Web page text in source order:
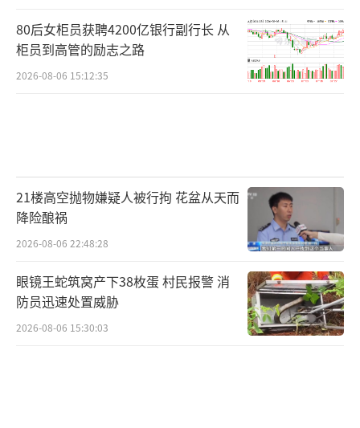
80后女柜员获聘4200亿银行副行长 从
柜员到高管的励志之路
2026-08-06 15:12:35
21楼高空抛物嫌疑人被行拘 花盆从天而
降险酿祸
2026-08-06 22:48:28
眼镜王蛇筑窝产下38枚蛋 村民报警 消
防员迅速处置威胁
2026-08-06 15:30:03